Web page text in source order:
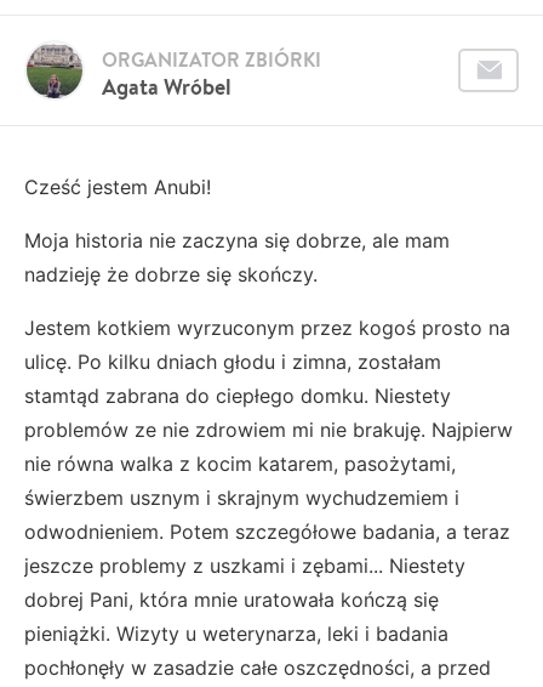
Agata Wróbel
ORGANIZATOR ZBIÓRKI
Cześć jestem Anubi!
Moja historia nie zaczyna się dobrze, ale mam
nadzieję że dobrze się skończy.
Jestem kotkiem wyrzuconym przez kogoś prosto na
ulicę. Po kilku dniach głodu i zimna, zostałam
stamtąd zabrana do ciepłego domku. Niestety
problemów ze nie zdrowiem mi nie brakuję. Najpierw
nie równa walka z kocim katarem, pasożytami,
świerzbem usznym i skrajnym wychudzemiem i
odwodnieniem. Potem szczegółowe badania, a teraz
jeszcze problemy z uszkami i zębami... Niestety
dobrej Pani, która mnie uratowała kończą się
pieniążki. Wizyty u weterynarza, leki i badania
pochłonęły w zasadzie całe oszczędności, a przed